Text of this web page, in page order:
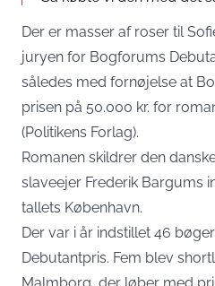
Der er masser af roser til
juryen for Bogforums
således med fornøjelse at
prisen på 50.000 kr. for
(Politikens Forlag).
Romanen skildrer den
slaveejer Frederik Bargums
tallets København.
Der var i år indstillet 46
Debutantpris. Fem blev